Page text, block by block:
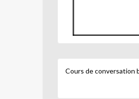
Cours de conversation